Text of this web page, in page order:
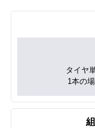
タイヤ
1本の